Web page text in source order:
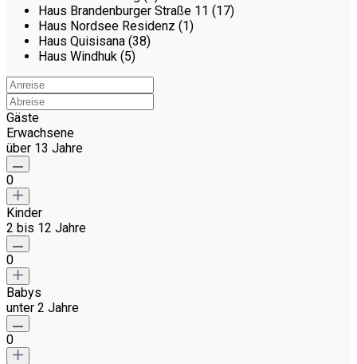
Haus Brandenburger Straße 11 (17)
Haus Nordsee Residenz (1)
Haus Quisisana (38)
Haus Windhuk (5)
Gäste
Erwachsene
über 13 Jahre
0
Kinder
2 bis 12 Jahre
0
Babys
unter 2 Jahre
0